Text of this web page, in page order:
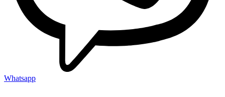
Whatsapp